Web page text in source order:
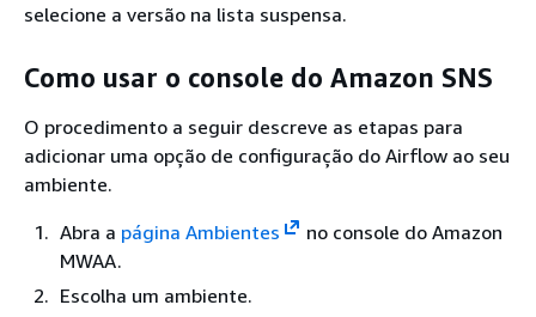
selecione a versão na lista suspensa.
Como usar o console do Amazon SNS
O procedimento a seguir descreve as etapas para
adicionar uma opção de configuração do Airflow ao seu
ambiente.
Abra a página Ambientes
no console do Amazon
MWAA.
Escolha um ambiente.